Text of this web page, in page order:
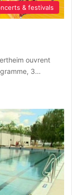
& festivals
ouvrent
3…